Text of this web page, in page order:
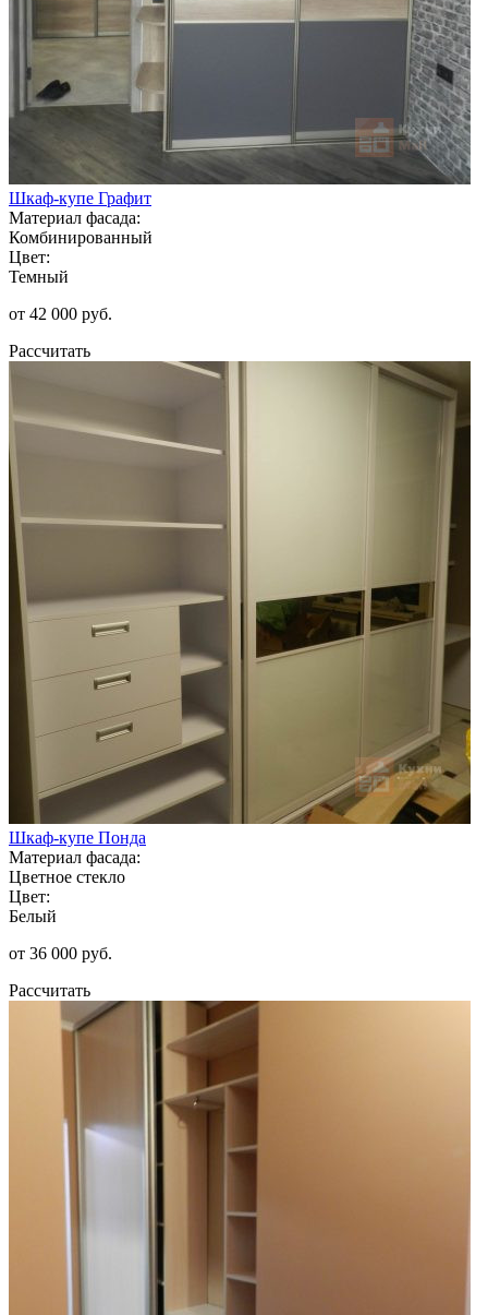
Шкаф-купе Графит
Материал фасада:
Комбинированный
Цвет:
Темный
от 42 000 руб.
Рассчитать
Шкаф-купе Понда
Материал фасада:
Цветное стекло
Цвет:
Белый
от 36 000 руб.
Рассчитать